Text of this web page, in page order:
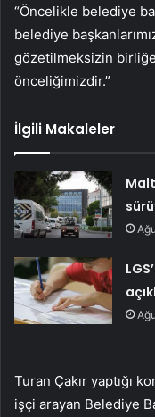
“Öncelikle belediye
belediye
gözetilmeksizin birliğe
önceliğimizdir.”
İlgili Makaleler
Turan Çakır yaptığı
işçi arayan Belediye